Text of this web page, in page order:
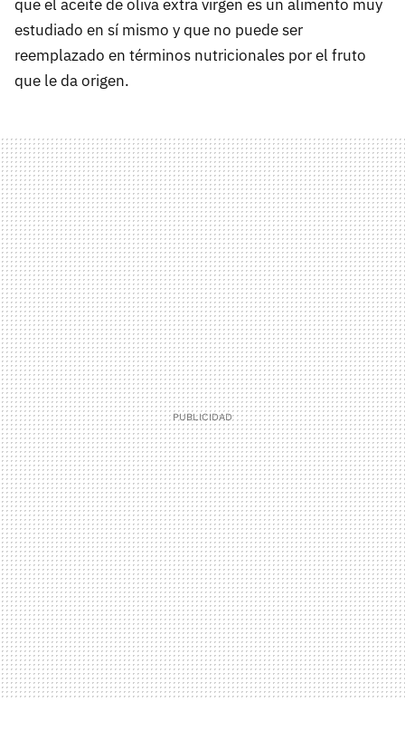
que el aceite de oliva extra virgen es un alimento muy
estudiado en sí mismo y que no puede ser
reemplazado en términos nutricionales por el fruto
que le da origen.